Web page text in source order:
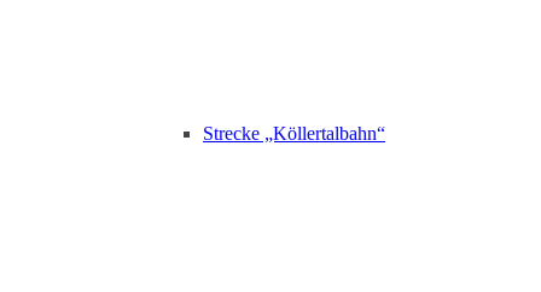
Strecke „Köllertalbahn“